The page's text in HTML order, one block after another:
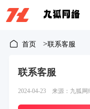
首页 >联系客服
联系客服
2024-04-23 来源：九狐网